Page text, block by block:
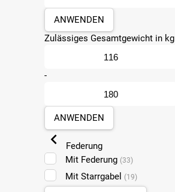
ANWENDEN
Zulässiges Gesamtgewicht in kg
-
ANWENDEN
Federung
Mit Federung (33)
Mit Starrgabel (19)